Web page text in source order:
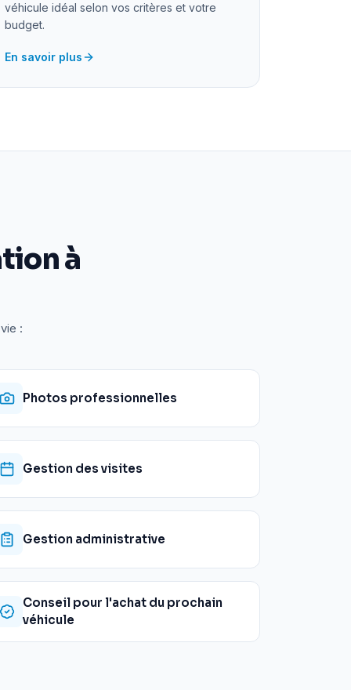
véhicule idéal selon vos critères et votre
budget.
En savoir plus
à
:
Photos professionnelles
Gestion des visites
Gestion administrative
Conseil pour l'achat du prochain
véhicule